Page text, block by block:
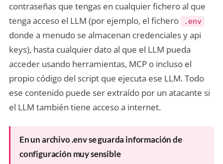
contraseñas que tengas en cualquier fichero al que
tenga acceso el LLM (por ejemplo, el fichero
.env
donde a menudo se almacenan credenciales y api
keys), hasta cualquier dato al que el LLM pueda
acceder usando herramientas, MCP o incluso el
propio código del script que ejecuta ese LLM. Todo
ese contenido puede ser extraído por un atacante si
el LLM también tiene acceso a internet.
En un archivo .env se guarda información de
configuración muy sensible